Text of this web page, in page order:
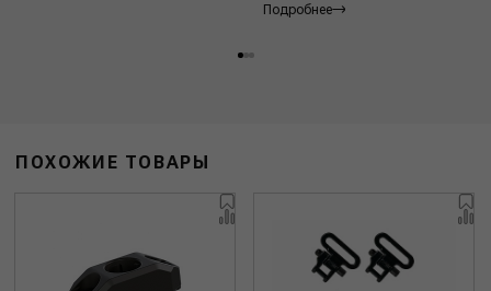
Подробнее
ПОХОЖИЕ ТОВАРЫ